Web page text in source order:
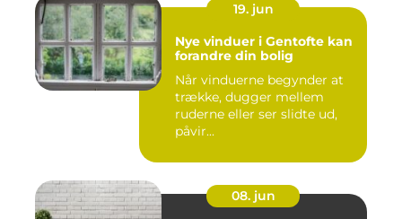
19. jun
Nye vinduer i Gentofte kan
forandre din bolig
Når vinduerne begynder at
trække, dugger mellem
ruderne eller ser slidte ud,
påvir...
08. jun